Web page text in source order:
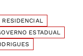
RESIDENCIAL
ESTADUAL